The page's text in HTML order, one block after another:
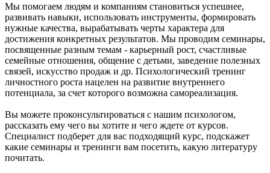
Мы помогаем людям и компаниям становиться успешнее,
развивать навыки, использовать инструменты, формировать
нужные качества, вырабатывать черты характера для
достижения конкретных результатов. Мы проводим семинары,
посвященные разным темам - карьерный рост, счастливые
семейные отношения, общение с детьми, заведение полезных
связей, искусство продаж и др. Психологический тренинг
личностного роста нацелен на развитие внутреннего
потенциала, за счет которого возможна самореализация.
Вы можете проконсультироваться с нашим психологом,
рассказать ему чего вы хотите и чего ждете от курсов.
Специалист подберет для вас подходящий курс, подскажет
какие семинары и тренинги вам посетить, какую литературу
почитать.